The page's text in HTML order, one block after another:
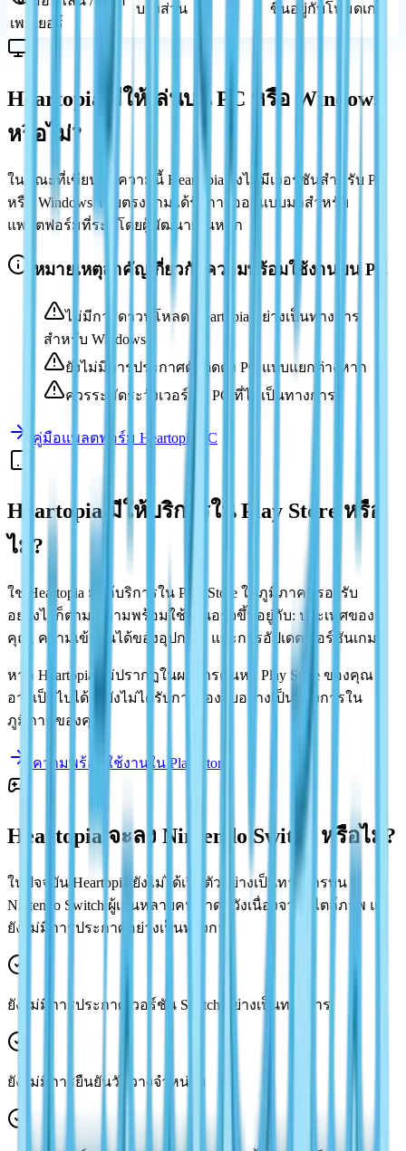
เพลเยอร์
บางส่วน ขึ้นอยู่กับโหมดเกม
Heartopia มีให้เล่นบน PC หรือ Windows
หรือไม่?
ในขณะที่เขียนบทความนี้ Heartopia ยังไม่มีเวอร์ชันสำหรับ PC
หรือ Windows โดยตรง เกมได้รับการออกแบบมาสำหรับ
แพลตฟอร์มที่ระบุโดยผู้พัฒนาเป็นหลัก
หมายเหตุสำคัญเกี่ยวกับความพร้อมใช้งานบน PC
ไม่มีการดาวน์โหลด Heartopia อย่างเป็นทางการ
สำหรับ Windows
ยังไม่มีการประกาศตัวติดตั้ง PC แบบแยกต่างหาก
ควรระมัดระวังเวอร์ชัน PC ที่ไม่เป็นทางการ
คู่มือแพลตฟอร์ม Heartopia PC
Heartopia มีให้บริการใน Play Store หรือ
ไม่?
ใช่ Heartopia มีให้บริการใน Play Store ในภูมิภาคที่รองรับ
อย่างไรก็ตาม ความพร้อมใช้งานอาจขึ้นอยู่กับ: ประเทศของ
คุณ, ความเข้ากันได้ของอุปกรณ์ และการอัปเดตเวอร์ชันเกม
หาก Heartopia ไม่ปรากฏในผลการค้นหา Play Store ของคุณ
อาจเป็นไปได้ว่ายังไม่ได้รับการรองรับอย่างเป็นทางการใน
ภูมิภาคของคุณ
ความพร้อมใช้งานใน Play Store
Heartopia จะลง Nintendo Switch หรือไม่?
ในปัจจุบัน Heartopia ยังไม่ได้เปิดตัวอย่างเป็นทางการบน
Nintendo Switch ผู้เล่นหลายคนคาดหวังเนื่องจากสไตล์ภาพ แต่
ยังไม่มีการประกาศอย่างเป็นทางการ
ยังไม่มีการประกาศเวอร์ชัน Switch อย่างเป็นทางการ
ยังไม่มีการยืนยันวันวางจำหน่าย